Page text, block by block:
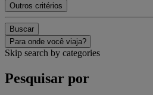
Outros critérios
Buscar
Para onde você viaja?
Skip search by categories
Pesquisar por